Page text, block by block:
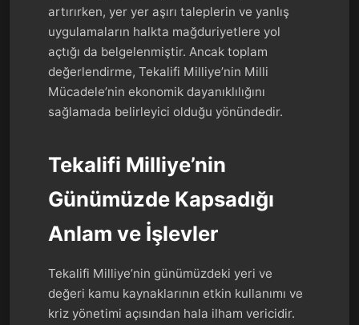
artırırken, yer yer aşırı taleplerin ve yanlış
uygulamaların halkta mağduriyetlere yol
açtığı da belgelenmiştir. Ancak toplam
değerlendirme, Tekalifi Milliye’nin Milli
Mücadele’nin ekonomik dayanıklılığını
sağlamada belirleyici olduğu yönündedir.
Tekalifi Milliye’nin
Günümüzde Kapsadığı
Anlam ve İşlevler
Tekalifi Milliye’nin günümüzdeki yeri ve
değeri kamu kaynaklarının etkin kullanımı ve
kriz yönetimi açısından hala ilham vericidir.